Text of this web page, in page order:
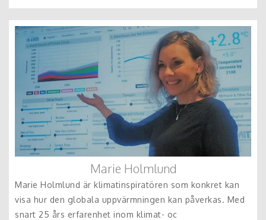
Marie Holmlund
Marie Holmlund är klimatinspiratören som konkret kan
visa hur den globala uppvärmningen kan påverkas. Med
snart 25 års erfarenhet inom klimat- oc